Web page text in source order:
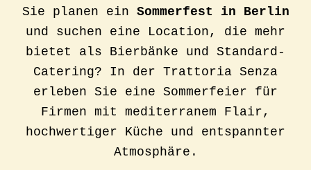
Sie planen ein Sommerfest in Berlin
und suchen eine Location, die mehr
bietet als Bierbänke und Standard-
Catering? In der Trattoria Senza
erleben Sie eine Sommerfeier für
Firmen mit mediterranem Flair,
hochwertiger Küche und entspannter
Atmosphäre.